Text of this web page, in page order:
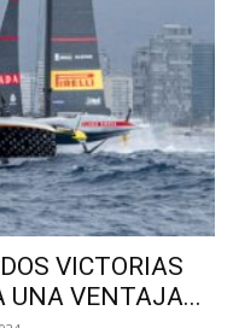
VICTORIAS
UNA VENTAJA...